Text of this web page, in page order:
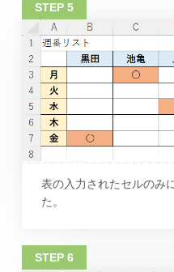
表の入力されたセルのみ
た。